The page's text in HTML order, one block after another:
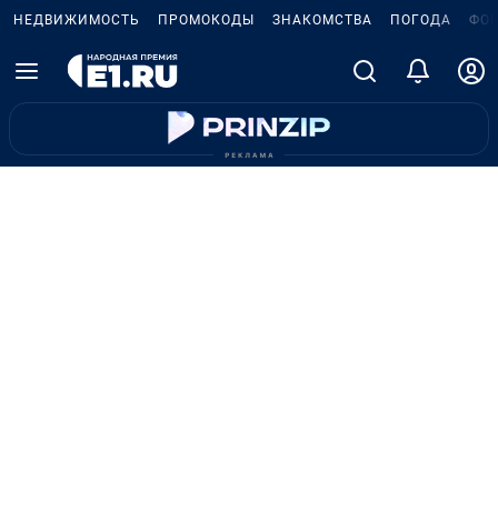
НЕДВИЖИМОСТЬ ПРОМОКОДЫ ЗНАКОМСТВА ПОГОДА